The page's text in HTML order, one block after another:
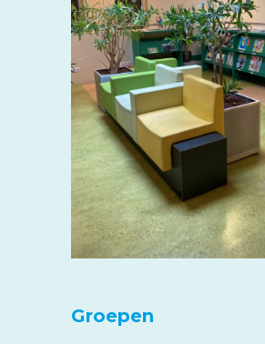
Groepen